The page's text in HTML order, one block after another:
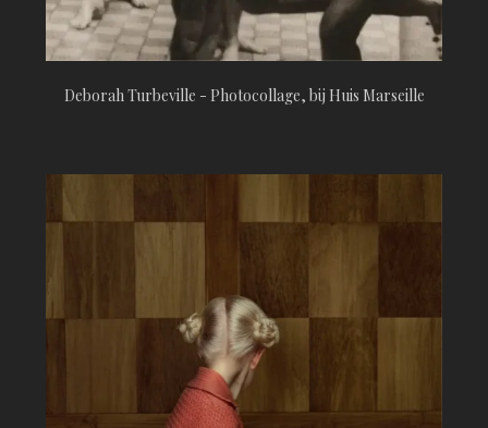
Deborah Turbeville - Photocollage, bij Huis Marseille